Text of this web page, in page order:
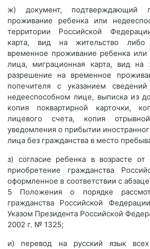
ж) документ, подтверждающий
проживание ребенка или
территории Российской
карта, вид на жительство либо
временное проживание ребенка или
лица, миграционная карта, вид на
разрешение на временное
попечителя с указанием
недееспособном лице, выписка из
копия поквартирной карточки,
лицевого счета, копия
уведомления о прибытии
лица без гражданства в место
з) согласие ребенка в возрасте
приобретение гражданства
оформленное в соответствии с
5 Положения о порядке
гражданства Российской
Указом Президента Российской
2002 г. № 1325;
и) перевод на русский язык